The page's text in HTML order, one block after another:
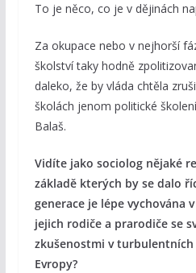
To je něco, co je v dějinách
Za okupace nebo v nejhorší
školství taky hodně
daleko, že by vláda chtěla
školách jenom politické
Balaš.
Vidíte jako sociolog nějaké
základě kterých by se dalo
generace je lépe vychována
jejich rodiče a prarodiče se
zkušenostmi v
Evropy?